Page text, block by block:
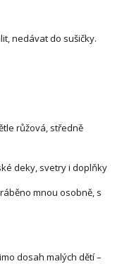
nedávat do sušičky.
růžová, středně
deky, svetry i doplňky
mnou osobně, s
dosah malých dětí –